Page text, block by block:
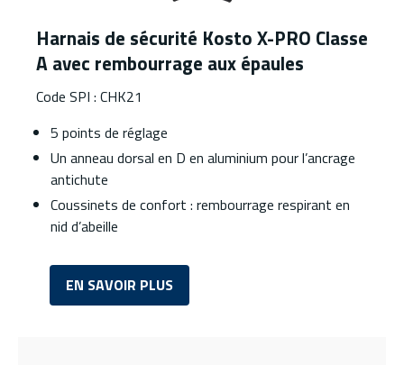
Harnais de sécurité Kosto X-PRO Classe
A avec rembourrage aux épaules
Code SPI : CHK21
5 points de réglage
Un anneau dorsal en D en aluminium pour l’ancrage
antichute
Coussinets de confort : rembourrage respirant en
nid d’abeille
EN SAVOIR PLUS